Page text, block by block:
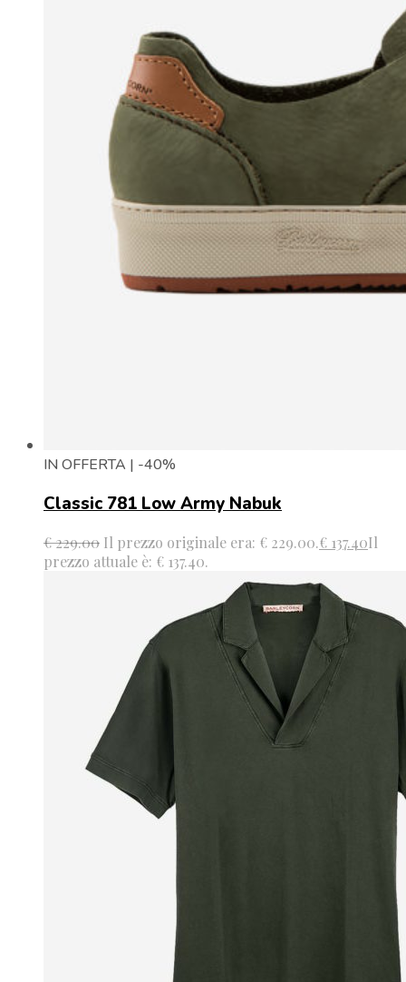
IN OFFERTA | -40%
Classic 781 Low Army Nabuk
€229.00 Il prezzo originale era: € 229.00.€ 137.40Il
prezzo attuale è: € 137.40.